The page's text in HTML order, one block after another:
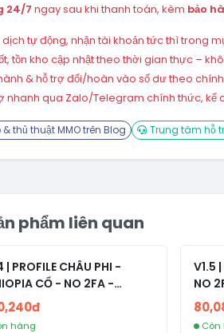
24/7 ngay sau khi thanh toán, kèm bảo
tự động, nhận tài khoản tức thì trong
tồn kho cập nhật theo thời gian thực –
& hỗ trợ đổi/hoàn vào số dư theo
nhanh qua Zalo/Telegram chính thức, kể
& thủ thuật MMO trên Blog Trung tâm hỗ
phẩm liên quan
| PROFILE CHÂU PHI -
CỔ - NO 2FA -
BẠN BÈ
hàng
V1.5
NO
Còn